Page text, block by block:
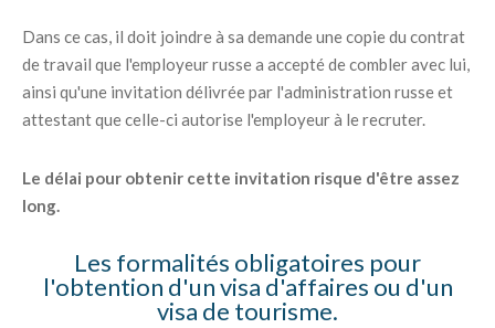
Dans ce cas, il doit joindre à sa demande une copie du contrat
de travail que l'employeur russe a accepté de combler avec lui,
ainsi qu'une invitation délivrée par l'administration russe et
attestant que celle-ci autorise l'employeur à le recruter.
Le délai pour obtenir cette invitation risque d'être assez
long.
Les formalités obligatoires pour
l'obtention d'un visa d'affaires ou d'un
visa de tourisme.